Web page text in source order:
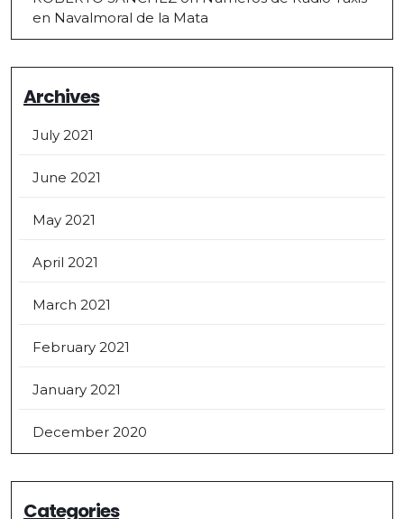
en Navalmoral de la Mata
Archives
July 2021
June 2021
May 2021
April 2021
March 2021
February 2021
January 2021
December 2020
Categories